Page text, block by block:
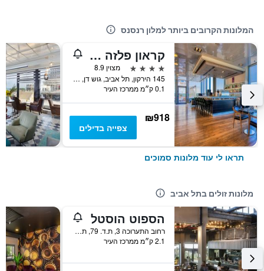
המלונות הקרובים ביותר למלון רנסנס
קראון פלזה תל אביב
4 כוכבים
מצוין 8.9
145 הירקון, תל אביב, גוש דן, ישראל
0.1 ק״מ ממרכז העיר
₪918
צפייה בדילים
תראו לי עוד מלונות סמוכים
מלונות זולים בתל אביב
הספוט הוסטל
רחוב התערוכה 3, ת.ד. 79, תל אביב, גוש דן, ישראל
2.1 ק״מ ממרכז העיר